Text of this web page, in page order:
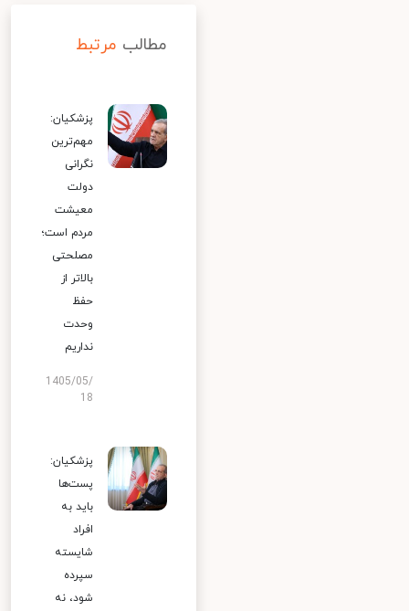
مطالب مرتبط
پزشکیان:
مهم‌ترین
نگرانی
دولت
معیشت
مردم است؛
مصلحتی
بالاتر از
حفظ
وحدت
نداریم
1405/05/
18
پزشکیان:
پست‌ها
باید به
افراد
شایسته
سپرده
شود، نه